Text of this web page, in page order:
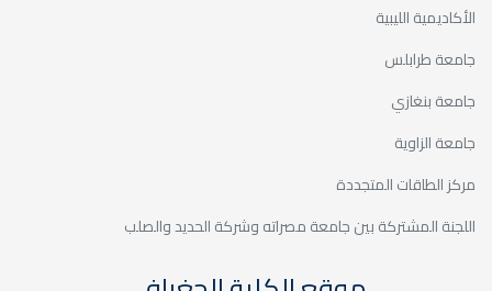
الأكاديمية الليبية
جامعة طرابلس
جامعة بنغازي
جامعة الزاوية
مركز الطاقات المتجددة
اللجنة المشتركة بين جامعة مصراته وشركة الحديد والصلب